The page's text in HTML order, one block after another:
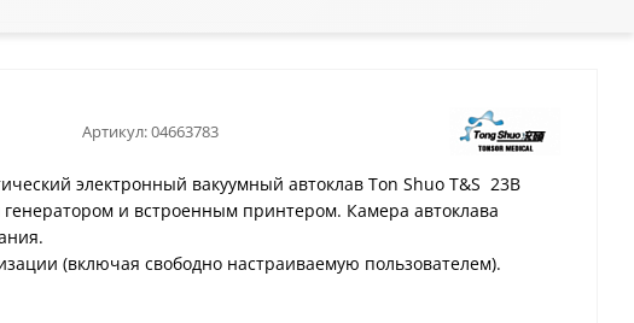
Артикул:04663783
электронный вакуумный автоклав Ton Shuo T&S 23B
генератором и встроенным принтером. Камера автоклава
(включая свободно настраиваемую пользователем).